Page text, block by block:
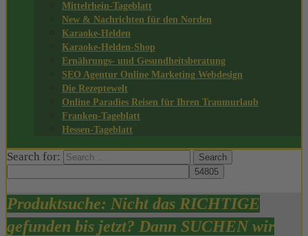
Mittelrhein-Tageblatt
New & Nachrichten für den Norden
Karaoke-Helden
Karaoke-Helden-Shop
Ernährungs- und Gesundheitsberatung
SEO Agentur Online Marketing Webdesign
Die Rezeptewelt
Online Paradies Reisen für Ihren Traumurlaub
Franken-Tageblatt
Hessen-Tageblatt
Search for:
Produktsuche: Nicht das RICHTIGE
gefunden bis jetzt? Dann SUCHEN wir